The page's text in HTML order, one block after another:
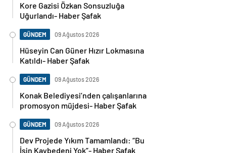
Kore Gazisi Özkan Sonsuzluğa
Uğurlandı- Haber Şafak
GÜNDEM 09 Ağustos 2026
Hüseyin Can Güner Hızır Lokmasına
Katıldı- Haber Şafak
GÜNDEM 09 Ağustos 2026
Konak Belediyesi’nden çalışanlarına
promosyon müjdesi- Haber Şafak
GÜNDEM 09 Ağustos 2026
Dev Projede Yıkım Tamamlandı: “Bu
İşin Kaybedeni Yok”- Haber Şafak